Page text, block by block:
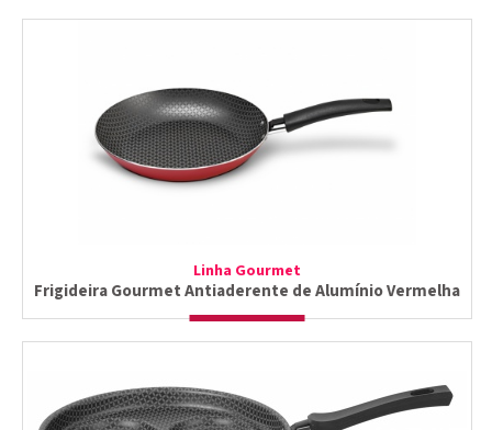
Linha Gourmet
Frigideira Gourmet Antiaderente de Alumínio Vermelha